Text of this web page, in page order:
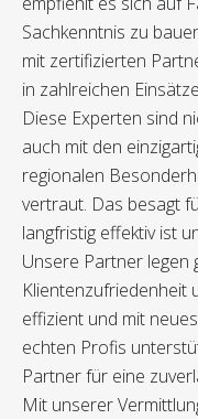
Sachkenntnis zu
mit zertifizierten
in zahlreichen
Diese Experten sind
auch mit den
regionalen
vertraut. Das besagt
langfristig effektiv ist
Unsere Partner legen
Klientenzufriedenheit
effizient und mit
echten Profis
Partner für eine
Mit unserer